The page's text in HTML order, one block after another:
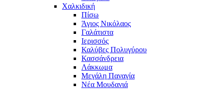
Χαλκιδική
Πίσω
Άγιος Νικόλαος
Γαλάτιστα
Ιερισσός
Καλύβες Πολυγύρου
Κασσάνδρεια
Λάκκωμα
Μεγάλη Παναγία
Νέα Μουδανιά